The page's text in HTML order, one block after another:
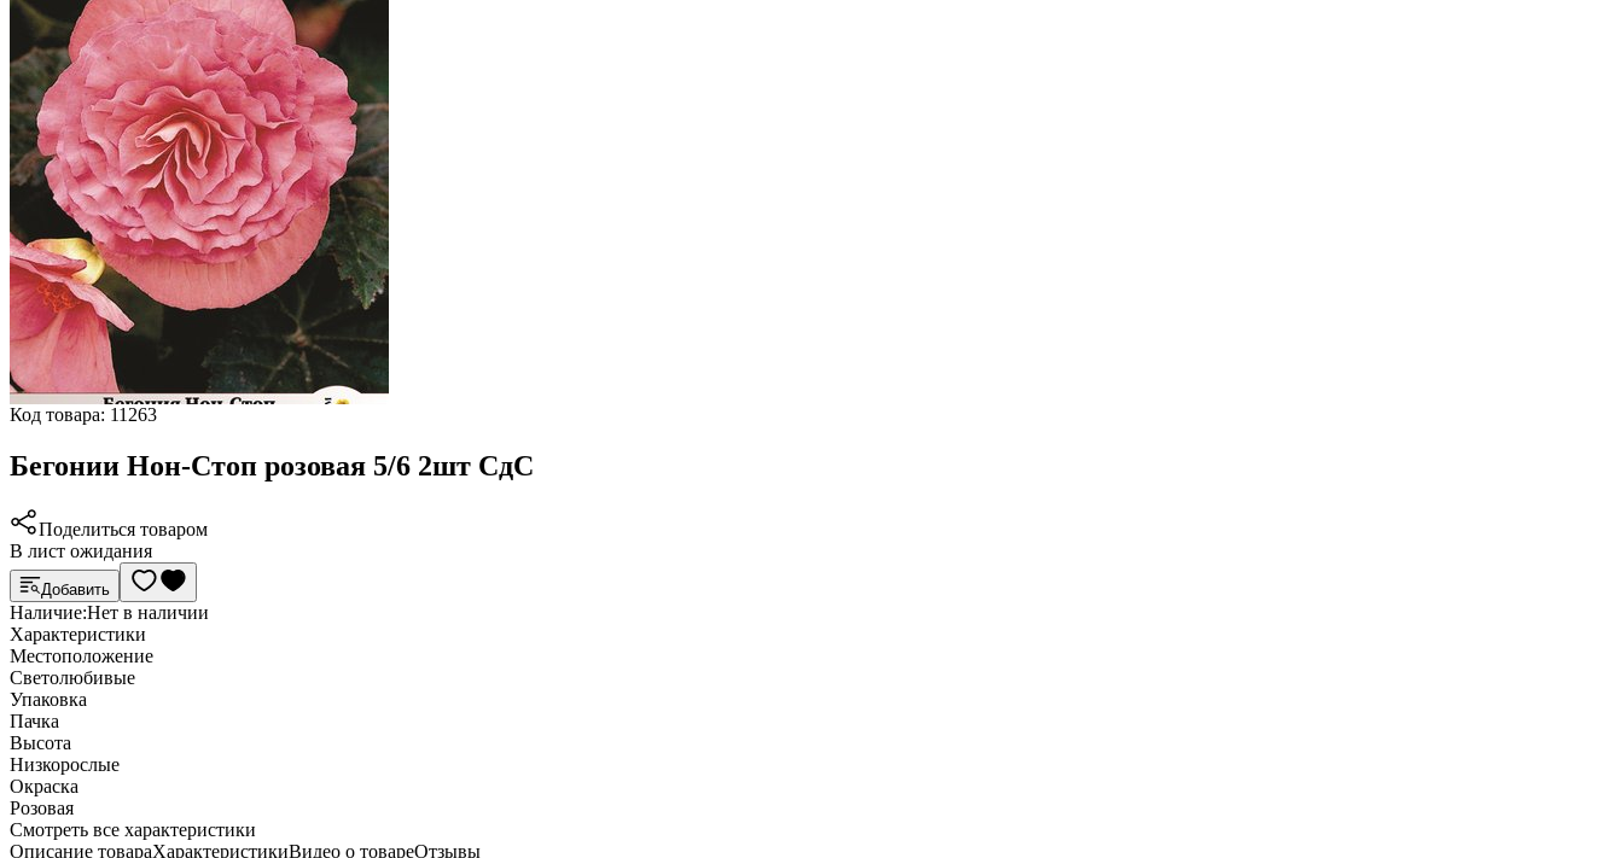
Код товара: 11263
Бегонии Нон-Стоп розовая 5/6 2шт СдС
Поделиться товаром
В лист ожидания
Добавить
Наличие:Нет в наличии
Характеристики
Местоположение
Светолюбивые
Упаковка
Пачка
Высота
Низкорослые
Окраска
Розовая
Cмотреть все характеристики
Описание товараХарактеристикиВидео о товареОтзывы